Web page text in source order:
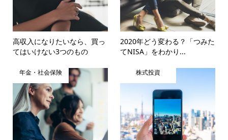
高収入になりたいなら、買っ
てはいけない3つのもの
2020年どう変わる？「つみた
てNISA」をわかり...
年金・社会保険 株式投資